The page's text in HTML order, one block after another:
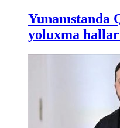
Yunanıstanda
yoluxma